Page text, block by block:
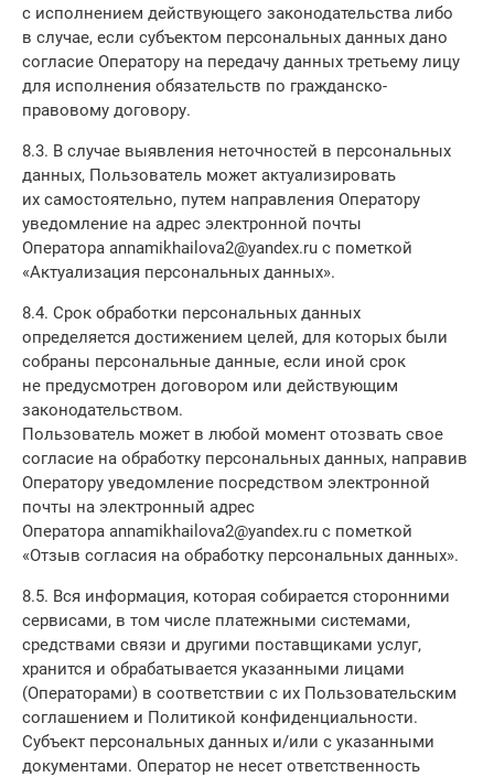
с исполнением действующего законодательства либо
в случае, если субъектом персональных данных дано
согласие Оператору на передачу данных третьему лицу
для исполнения обязательств по гражданско-
правовому договору.
8.3. В случае выявления неточностей в персональных
данных, Пользователь может актуализировать
их самостоятельно, путем направления Оператору
уведомление на адрес электронной почты
Оператора annamikhailova2@yandex.ru с пометкой
«Актуализация персональных данных».
8.4. Срок обработки персональных данных
определяется достижением целей, для которых были
собраны персональные данные, если иной срок
не предусмотрен договором или действующим
законодательством.
Пользователь может в любой момент отозвать свое
согласие на обработку персональных данных, направив
Оператору уведомление посредством электронной
почты на электронный адрес
Оператора annamikhailova2@yandex.ru с пометкой
«Отзыв согласия на обработку персональных данных».
8.5. Вся информация, которая собирается сторонними
сервисами, в том числе платежными системами,
средствами связи и другими поставщиками услуг,
хранится и обрабатывается указанными лицами
(Операторами) в соответствии с их Пользовательским
соглашением и Политикой конфиденциальности.
Субъект персональных данных и/или с указанными
документами. Оператор не несет ответственность